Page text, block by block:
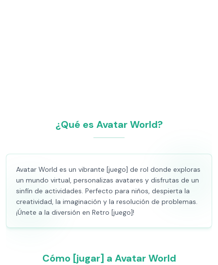
¿Qué es Avatar World?
Avatar World es un vibrante [juego] de rol donde exploras
un mundo virtual, personalizas avatares y disfrutas de un
sinfín de actividades. Perfecto para niños, despierta la
creatividad, la imaginación y la resolución de problemas.
¡Únete a la diversión en Retro [juego]!
Cómo [jugar] a Avatar World